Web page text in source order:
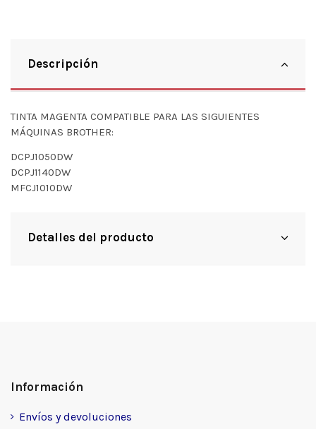
Descripción
TINTA MAGENTA COMPATIBLE PARA LAS SIGUIENTES
MÁQUINAS BROTHER:
DCPJ1050DW
DCPJ1140DW
MFCJ1010DW
Detalles del producto
Información
Envíos y devoluciones